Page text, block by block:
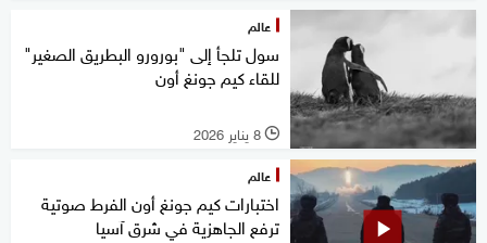
عالم
سول تلجأ إلى "بورورو البطريق الصغير"
للقاء كيم جونغ أون
l 8 يناير 2026
عالم
اختبارات كيم جونغ أون الفرط صوتية
ترفع الجاهزية في شرق آسيا